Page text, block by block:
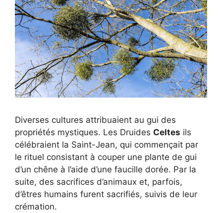
Diverses cultures attribuaient au gui des
propriétés mystiques. Les Druides Celtes ils
célébraient la Saint-Jean, qui commençait par
le rituel consistant à couper une plante de gui
d’un chêne à l’aide d’une faucille dorée. Par la
suite, des sacrifices d’animaux et, parfois,
d’êtres humains furent sacrifiés, suivis de leur
crémation.